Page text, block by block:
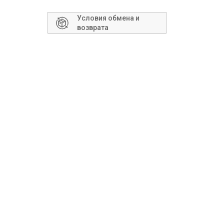
Условия обмена и
возврата